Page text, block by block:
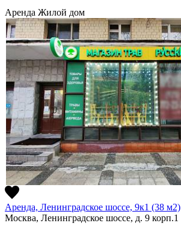
Аренда Жилой дом
Аренда, Ленинградское шоссе, 9к1 (38 м2)
Москва, Ленинградское шоссе, д. 9 корп.1